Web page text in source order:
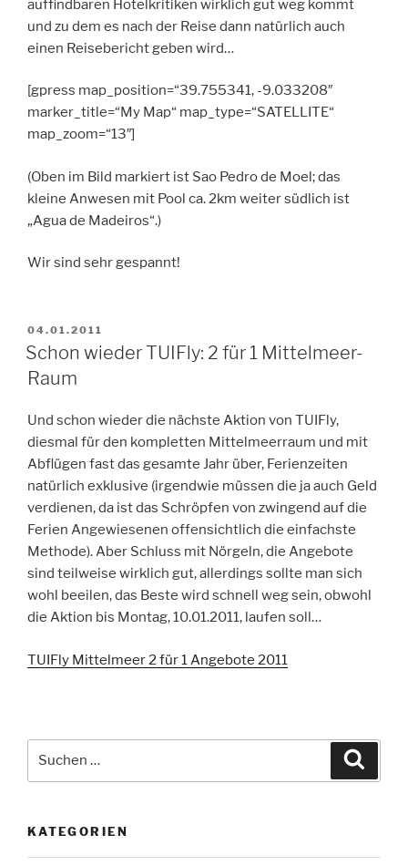
auffindbaren Hotelkritiken wirklich gut weg kommt
und zu dem es nach der Reise dann natürlich auch
einen Reisebericht geben wird…
[gpress map_position=“39.755341, -9.033208″
marker_title=“My Map“ map_type=“SATELLITE“
map_zoom=“13″]
(Oben im Bild markiert ist Sao Pedro de Moel; das
kleine Anwesen mit Pool ca. 2km weiter südlich ist
„Agua de Madeiros“.)
Wir sind sehr gespannt!
VERÖFFENTLICHT
AM
04.01.2011
Schon wieder TUIFly: 2 für 1 Mittelmeer-
Raum
Und schon wieder die nächste Aktion von TUIFly,
diesmal für den kompletten Mittelmeerraum und mit
Abflügen fast das gesamte Jahr über, Ferienzeiten
natürlich exklusive (irgendwie müssen die ja auch Geld
verdienen, da ist das Schröpfen von zwingend auf die
Ferien Angewiesenen offensichtlich die einfachste
Methode). Aber Schluss mit Nörgeln, die Angebote
sind teilweise wirklich gut, allerdings sollte man sich
wohl beeilen, das Beste wird schnell weg sein, obwohl
die Aktion bis Montag, 10.01.2011, laufen soll…
TUIFly Mittelmeer 2 für 1 Angebote 2011
KATEGORIEN